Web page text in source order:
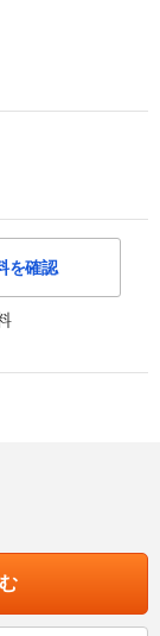
を確認